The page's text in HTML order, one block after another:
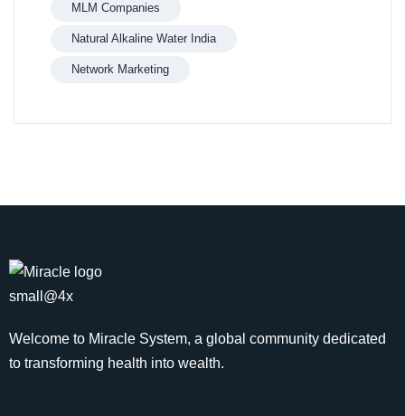
MLM Companies
Natural Alkaline Water India
Network Marketing
Welcome to Miracle System, a global community dedicated
to transforming health into wealth.